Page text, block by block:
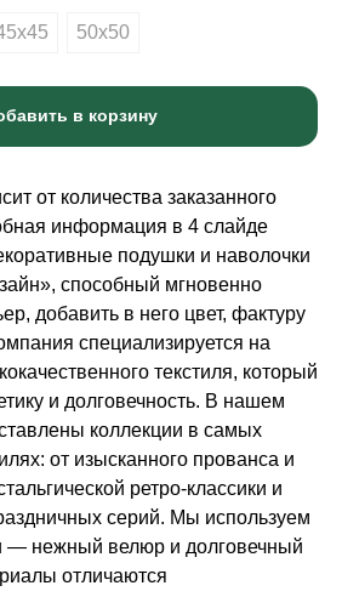
50х50
в корзину
от количества заказанного
информация в 4 слайде
подушки и наволочки
способный мгновенно
добавить в него цвет, фактуру
специализируется на
текстиля, который
и долговечность. В нашем
коллекции в самых
от изысканного прованса и
ретро-классики и
серий. Мы используем
— нежный велюр и долговечный
отличаются